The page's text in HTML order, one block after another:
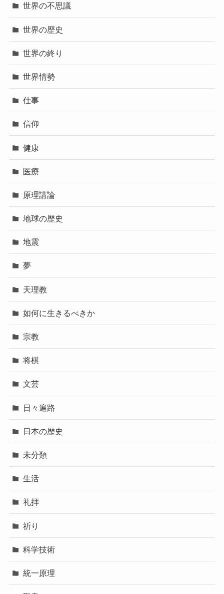
世界の不思議
世界の歴史
世界の終り
世界情勢
仕事
信仰
健康
医療
原理講論
地球の歴史
地震
夢
天理教
如何に生きるべきか
宗教
将棋
文芸
日々遍路
日本の歴史
未分類
生活
礼拝
祈り
科学技術
統一原理